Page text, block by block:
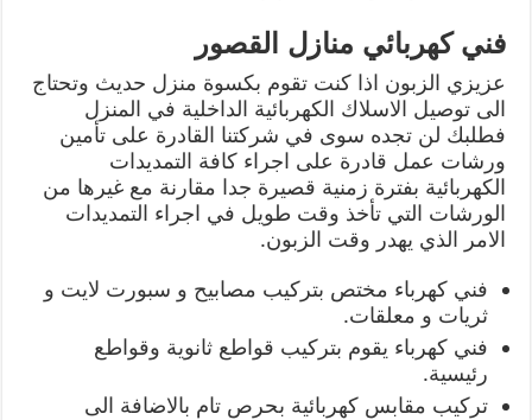
فني كهربائي منازل القصور
عزيزي الزبون اذا كنت تقوم بكسوة منزل حديث وتحتاج
الى توصيل الاسلاك الكهربائية الداخلية في المنزل
فطلبك لن تجده سوى في شركتنا القادرة على تأمين
ورشات عمل قادرة على اجراء كافة التمديدات
الكهربائية بفترة زمنية قصيرة جدا مقارنة مع غيرها من
الورشات التي تأخذ وقت طويل في اجراء التمديدات
الامر الذي يهدر وقت الزبون.
فني كهرباء مختص بتركيب مصابيح و سبورت لايت و
ثريات و معلقات.
فني كهرباء يقوم بتركيب قواطع ثانوية وقواطع
رئيسية.
تركيب مقابس كهربائية بحرص تام بالاضافة الى